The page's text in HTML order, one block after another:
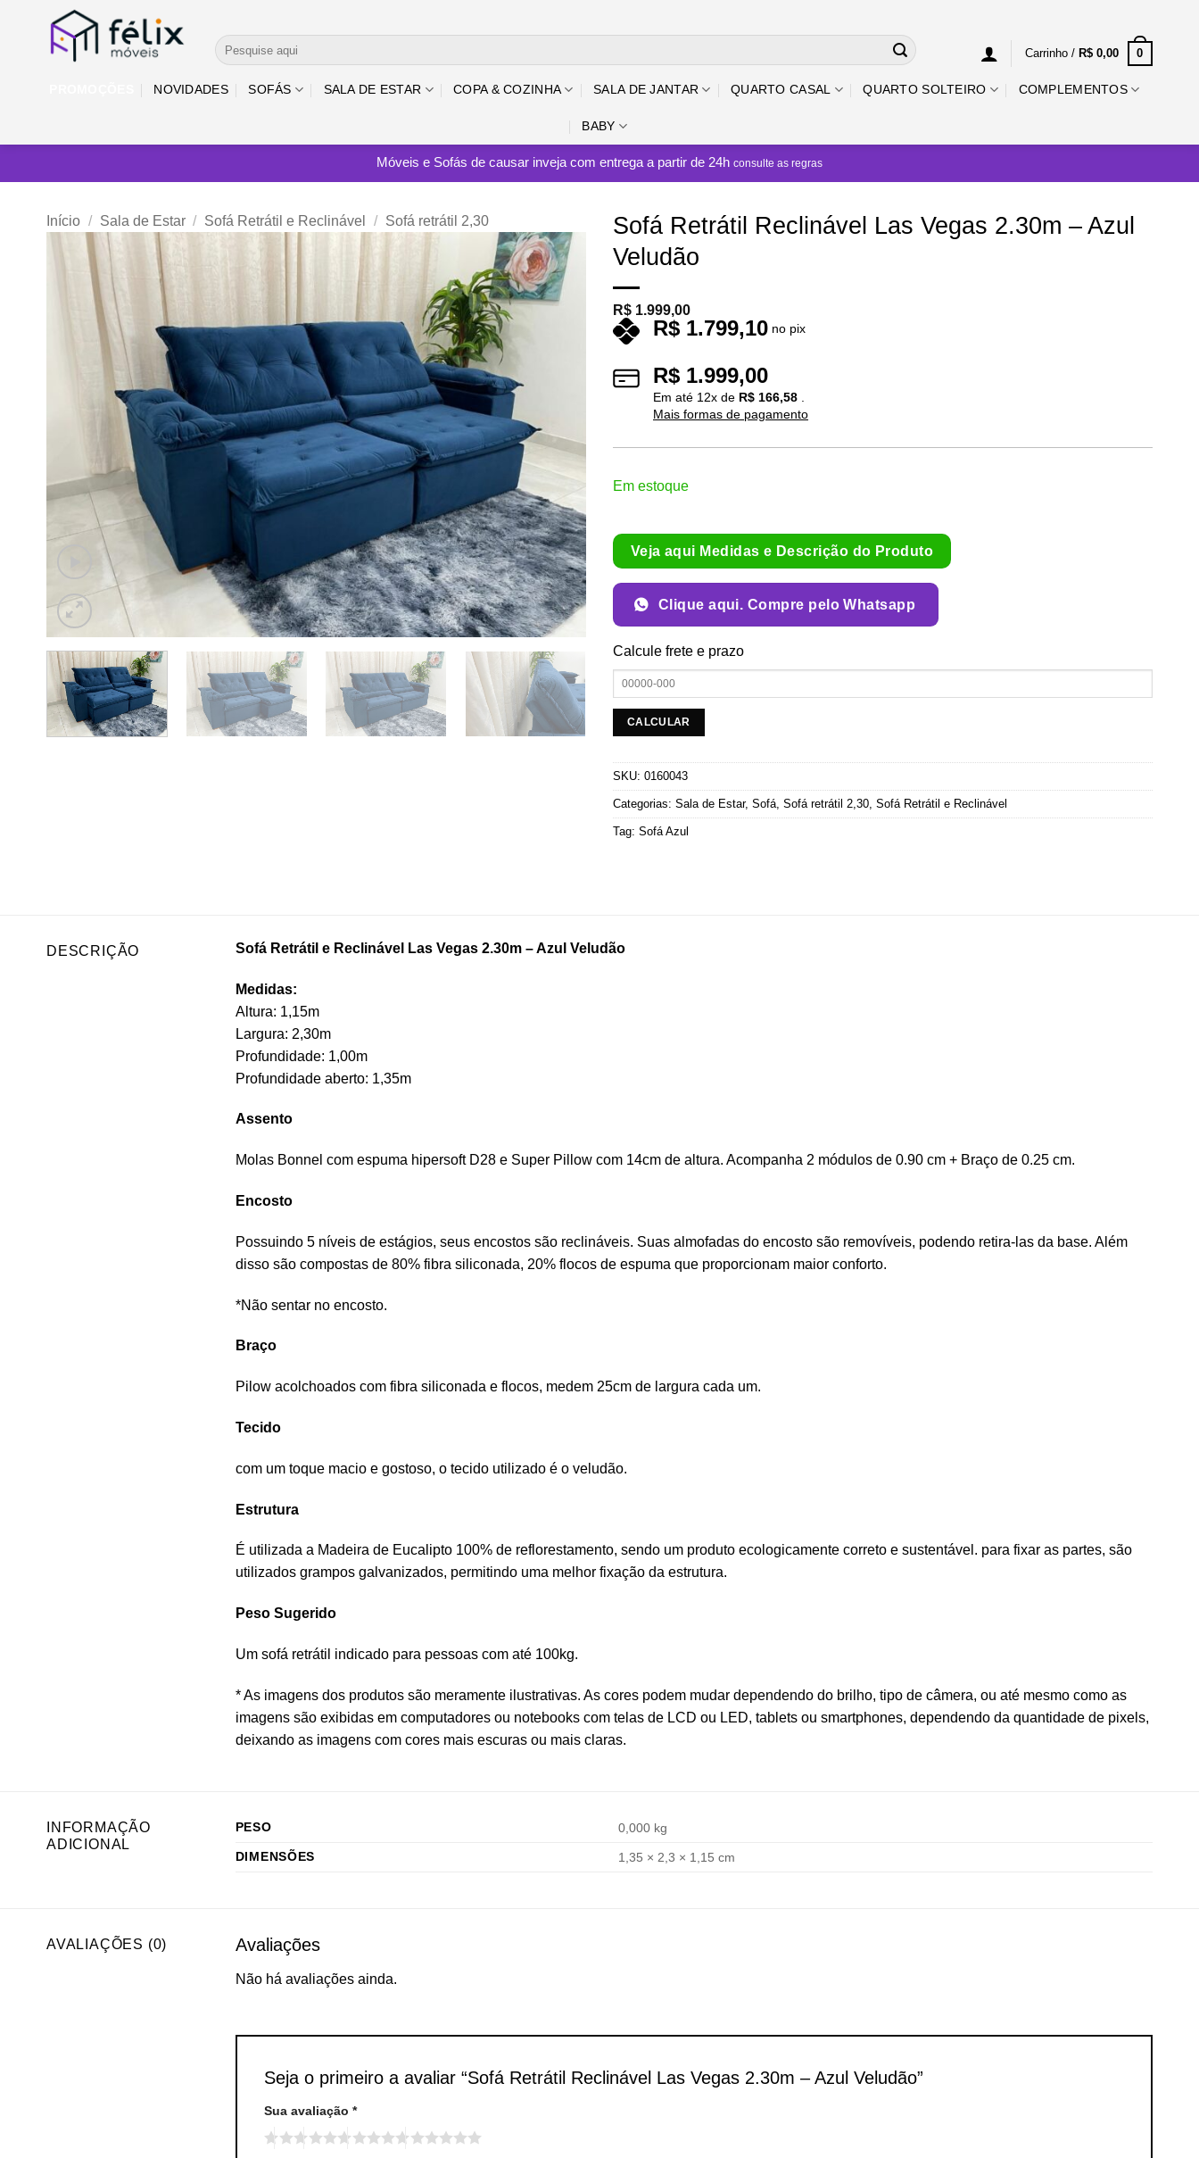
Pesquisar
por:
Carrinho / R$0,00 0
NOVIDADES SOFÁS SALA DE ESTAR COPA & COZINHA SALA DE JANTAR QUARTO CASAL QUARTO SOLTEIRO COMPLEMENTOS
BABY
Móveis e Sofás de causar inveja com entrega a partir de 24h consulte as regras
Início / Sala de Estar / Sofá Retrátil e Reclinável / Sofá retrátil 2,30
Sofá Retrátil Reclinável Las Vegas 2.30m – Azul
Veludão
R$ 1.999,00
R$ 1.799,10 no pix
R$ 1.999,00
Em até 12x de R$ 166,58
Mais formas de pagamento
Em estoque
Veja aqui Medidas e Descrição do Produto
Clique aqui. Compre pelo Whatsapp
Calcule frete e prazo
SKU: 0160043
Categorias: Sala de Estar, Sofá Sofá retrátil 2,30 Sofá Retrátil e Reclinável
Tag: Sofá Azul
DESCRIÇÃO Sofá Retrátil e Reclinável Las Vegas 2.30m – Azul Veludão
Medidas:
Altura: 1,15m
Largura: 2,30m
Profundidade: 1,00m
Profundidade aberto: 1,35m
Assento
Molas Bonnel com espuma hipersoft D28 e Super Pillow com 14cm de altura. Acompanha 2 módulos de 0.90 cm + Braço de 0.25 cm.
Encosto
Possuindo 5 níveis de estágios, seus encostos são reclináveis. Suas almofadas do encosto são removíveis, podendo retira-las da base. Além
disso são compostas de 80% fibra siliconada, 20% flocos de espuma que proporcionam maior conforto.
*Não sentar no encosto.
Braço
Pilow acolchoados com fibra siliconada e flocos, medem 25cm de largura cada um.
Tecido
com um toque macio e gostoso, o tecido utilizado é o veludão.
Estrutura
É utilizada a Madeira de Eucalipto 100% de reflorestamento, sendo um produto ecologicamente correto e sustentável. para fixar as partes, são
utilizados grampos galvanizados, permitindo uma melhor fixação da estrutura.
Peso Sugerido
Um sofá retrátil indicado para pessoas com até 100kg.
* As imagens dos produtos são meramente ilustrativas. As cores podem mudar dependendo do brilho, tipo de câmera, ou até mesmo como as
imagens são exibidas em computadores ou notebooks com telas de LCD ou LED, tablets ou smartphones, dependendo da quantidade de pixels,
deixando as imagens com cores mais escuras ou mais claras.
INFORMAÇÃO
ADICIONAL
PESO
0,000 kg
DIMENSÕES
1,35 × 2,3 × 1,15 cm
AVALIAÇÕES (0) Avaliações
Não há avaliações ainda.
Seja o primeiro a avaliar “Sofá Retrátil Reclinável Las Vegas 2.30m – Azul Veludão”
Sua avaliação *